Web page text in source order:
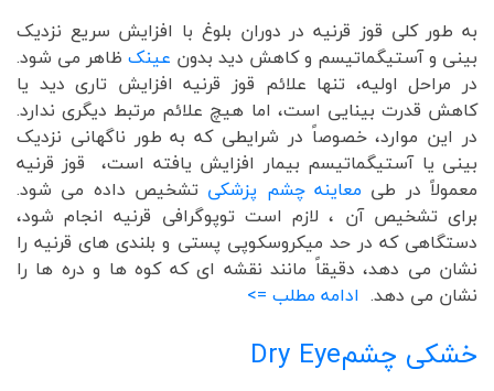
به طور کلی قوز قرنیه در دوران بلوغ با افزایش سریع نزدیک
بینی و آستیگماتیسم و کاهش دید بدون عینک ظاهر می شود.
در مراحل اولیه، تنها علائم قوز قرنیه افزایش تاری دید یا
کاهش قدرت بینایی است، اما هیچ علائم مرتبط دیگری ندارد.
در این موارد، خصوصاً در شرایطی که به طور ناگهانی نزدیک
بینی یا آستیگماتیسم بیمار افزایش یافته است، قوز قرنیه
معمولاً در طی معاینه چشم پزشکی تشخیص داده می شود.
برای تشخیص آن ، لازم است توپوگرافی قرنیه انجام شود،
دستگاهی که در حد میکروسکوپی پستی و بلندی های قرنیه را
نشان می دهد، دقیقاً مانند نقشه ای که کوه ها و دره ها را
نشان می دهد. ادامه مطلب =>
خشکی چشمDry Eye